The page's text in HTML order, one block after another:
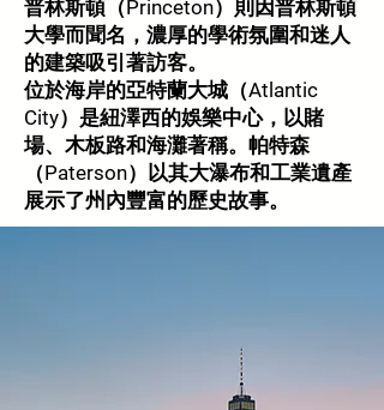
普林斯頓（Princeton）則因普林斯頓
大學而聞名，濃厚的學術氛圍和迷人
的建築吸引著訪客。
位於海岸的亞特蘭大城（Atlantic
City）是紐澤西的娛樂中心，以賭
場、木板路和海灘著稱。帕特森
（Paterson）以其大瀑布和工業遺產
展示了州內豐富的歷史故事。